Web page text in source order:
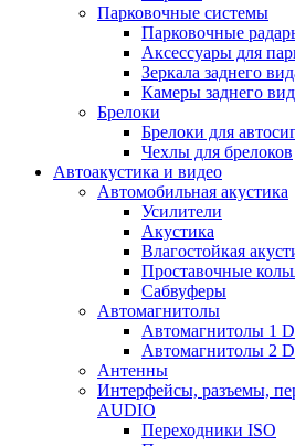
Парковочные системы
Парковочные
Аксессуары для
Зеркала заднего
Камеры заднего
Брелоки
Брелоки для
Чехлы для брелоков
Автоакустика и видео
Автомобильная акустика
Усилители
Акустика
Влагостойкая
Проставочные
Сабвуферы
Автомагнитолы
Автомагнитолы 1
Автомагнитолы 2
Антенны
Интерфейсы, разъемы,
AUDIO
Переходники ISO